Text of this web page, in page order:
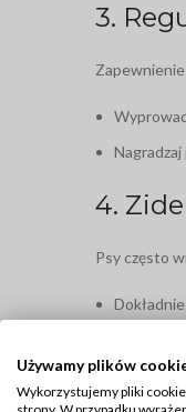
3.
4.
Psy często
5.
Używamy plików
Wykorzystujemy pliki